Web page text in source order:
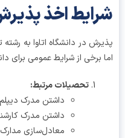
اخذ پذیرش
در دانشگاه اتاوا به رشته
برخی از شرایط عمومی برای
تحصیلات مرتبط:
داشتن مدرک دیپلم
داشتن مدرک کارشناسی
معادل‌سازی مدارک با